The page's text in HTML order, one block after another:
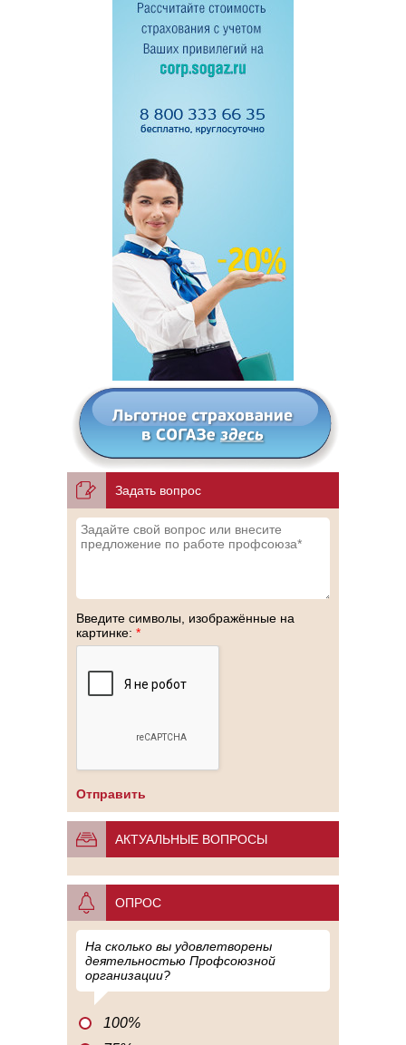
Задать вопрос
Введите символы, изображённые на
картинке: *
АКТУАЛЬНЫЕ ВОПРОСЫ
ОПРОС
На сколько вы удовлетворены
деятельностью Профсоюзной
организации?
100%